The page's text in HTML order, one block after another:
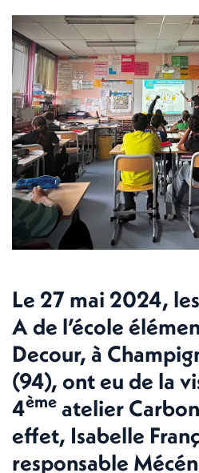
Le 27 mai 2024,
A de l’école
Decour, à
(94), ont eu de la
4ème atelier
effet, Isabelle
responsable